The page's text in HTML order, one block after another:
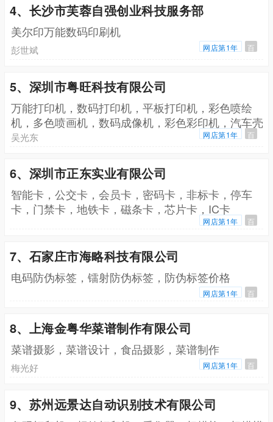
4、长沙市芙蓉自强创业科技服务部
美尔印万能数码印刷机
彭世斌 网店第1年 百
5、深圳市粤旺科技有限公司
万能打印机，数码打印机，平板打印机，彩色喷绘
机，多色喷画机，数码成像机，彩色彩印机，汽车壳
印刷机，数码印花机，石材印刷机，相机外壳打印
吴光东 网店第1年 百
6、深圳市正东实业有限公司
智能卡，公交卡，会员卡，密码卡，非标卡，停车
卡，门禁卡，地铁卡，磁条卡，芯片卡，IC卡
网店第1年 百
7、石家庄市海略科技有限公司
电码防伪标签，镭射防伪标签，防伪标签价格
网店第1年 百
8、上海金粤华菜谱制作有限公司
菜谱摄影，菜谱设计，食品摄影，菜谱制作
梅光好 网店第1年 百
9、苏州远景达自动识别技术有限公司